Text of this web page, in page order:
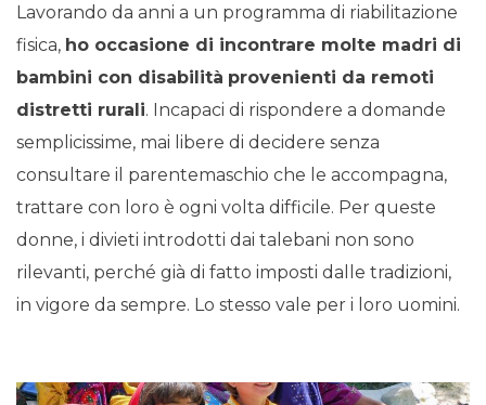
Lavorando da anni a un programma di riabilitazione
fisica, ho occasione di incontrare molte madri di
bambini con disabilità provenienti da remoti
distretti rurali. Incapaci di rispondere a domande
semplicissime, mai libere di decidere senza
consultare il parentemaschio che le accompagna,
trattare con loro è ogni volta difficile. Per queste
donne, i divieti introdotti dai talebani non sono
rilevanti, perché già di fatto imposti dalle tradizioni,
in vigore da sempre. Lo stesso vale per i loro uomini.